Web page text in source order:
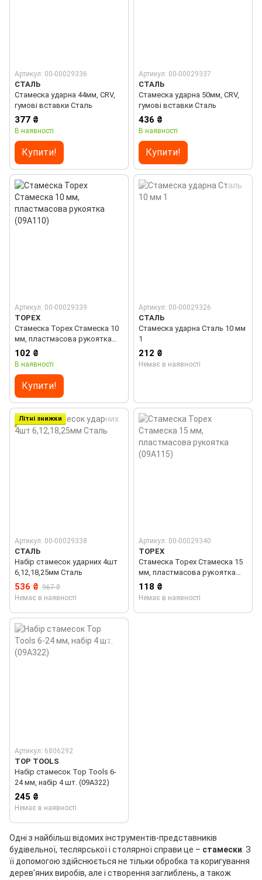
Артикул: 00-00029336
СТАЛЬ
Стамеска ударна 44мм, CRV,
гумові вставки Сталь
377 ₴
В наявності
Купити!
Артикул: 00-00029337
СТАЛЬ
Стамеска ударна 50мм, CRV,
гумові вставки Сталь
436 ₴
В наявності
Купити!
Артикул: 00-00029339
TOPEX
Стамеска Topex Стамеска 10
мм, пластмасова рукоятка
(09А110)
102 ₴
В наявності
Купити!
Артикул: 00-00029326
СТАЛЬ
Стамеска ударна Сталь 10 мм
1
212 ₴
Немає в наявності
Літні знижки
Артикул: 00-00029338
СТАЛЬ
Набір стамесок ударних 4шт
6,12,18,25мм Сталь
536 ₴ 967 ₴
Немає в наявності
Артикул: 00-00029340
TOPEX
Стамеска Topex Стамеска 15
мм, пластмасова рукоятка
(09А115)
118 ₴
Немає в наявності
Артикул: 6806292
TOP TOOLS
Набір стамесок Top Tools 6-
24 мм, набір 4 шт. (09A322)
245 ₴
Немає в наявності
Одні з найбільш відомих інструментів-представників
будівельної, теслярської і столярної справи це – стамески. З
її допомогою здійснюється не тільки обробка та коригування
дерев'яних виробів, але і створення заглиблень, а також